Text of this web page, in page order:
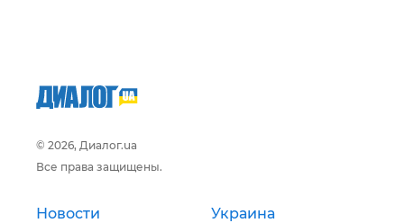
© 2026, Диалог.ua
Все права защищены.
Новости Украина